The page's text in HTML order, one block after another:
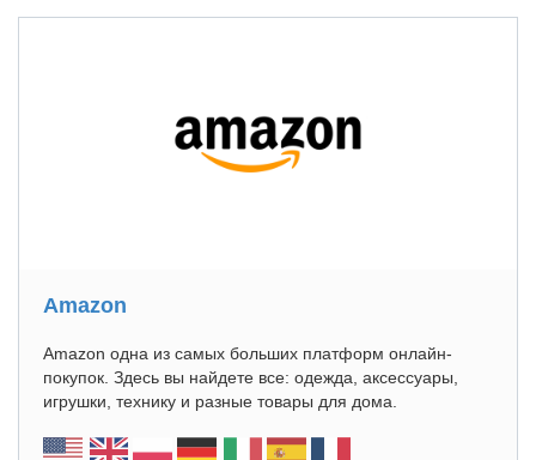
Amazon
Amazon одна из самых больших платформ онлайн-
покупок. Здесь вы найдете все: одежда, аксессуары,
игрушки, технику и разные товары для дома.